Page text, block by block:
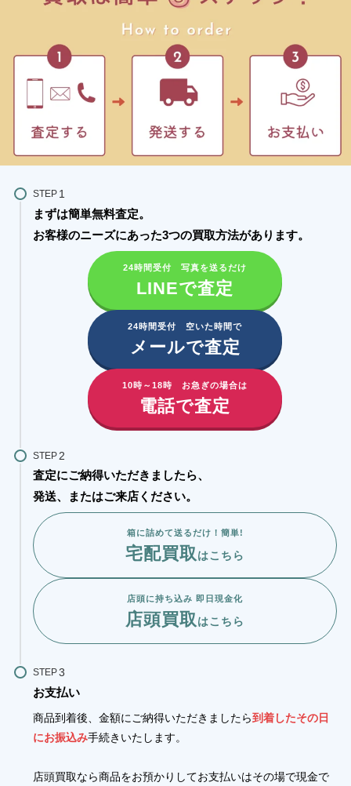
STEP
まずは簡単無料査定。
お客様のニーズにあった3つの買取方法があります。​
24時間受付 写真を送るだけ
LINEで査定
24時間受付 空いた時間で
メールで査定
10時～18時 お急ぎの場合は
電話で査定
STEP
査定にご納得いただきましたら、
発送、またはご来店ください。
箱に詰めて送るだけ！簡単!
宅配買取はこちら
店頭に持ち込み 即日現金化
店頭買取はこちら
STEP
お支払い
商品到着後、金額にご納得いただきましたら到着したその日
にお振込み手続きいたします。
店頭買取なら商品をお預かりしてお支払いはその場で現金で